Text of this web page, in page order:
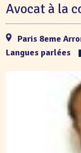
Avocat à la
Paris 8eme
Langues parlées